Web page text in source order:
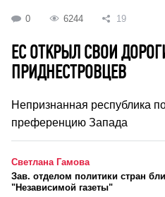
0 6244 19
ЕС ОТКРЫЛ СВОИ
ПРИДНЕСТРОВЦЕВ
Непризнанная республика
преференцию Запада
Светлана Гамова
Зав. отделом политики стран
"Независимой газеты"